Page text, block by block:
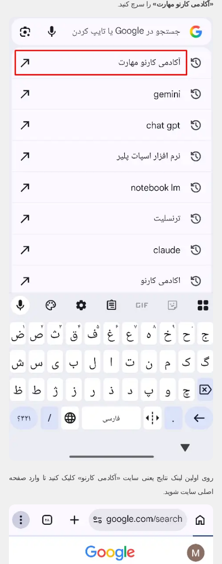
«آکادمی کارنو مهارت» را سرچ کنید.
روی اولین لینک نتایج یعنی سایت «آکادمی کارنو» کلیک کنید تا وارد صفحه
اصلی سایت شوید.